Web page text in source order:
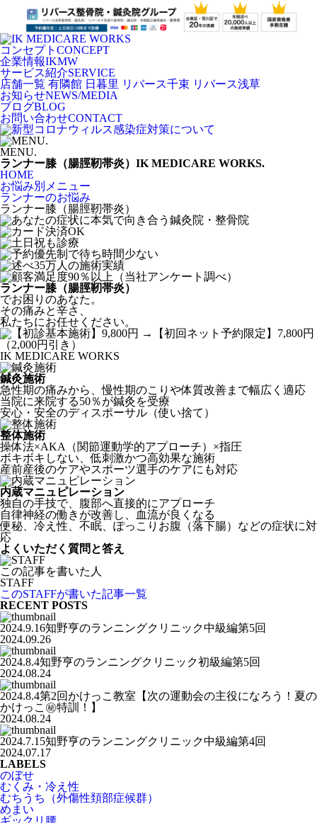
コンセプト CONCEPT
企業情報IKMW
サービス紹介SERVICE
店舗一覧 有隣館 日暮里 リバース千束 リバース浅草
お知らせNEWS/MEDIA
ブログBLOG
お問い合わせCONTACT
MENU.
ランナー膝（腸脛靭帯炎） IK MEDICARE WORKS.
HOME
お悩み別メニュー
ランナーのお悩み
ランナー膝（腸脛靭帯炎）
ランナー膝（腸脛靭帯炎）
でお困りのあなた。
その痛みと辛さ、
私たちにお任せください。
IK MEDICARE WORKS
鍼灸施術
急性期の痛みから、慢性期のこりや体質改善まで幅広く適応
当院に来院する50％が鍼灸を受療
安心・安全のディスポーサル（使い捨て）
整体施術
操体法×AKA（関節運動学的アプローチ）×指圧
ボキボキしない、低刺激かつ高効果な施術
産前産後のケアやスポーツ選手のケアにも対応
内蔵マニュピレーション
独自の手技で、腹部へ直接的にアプローチ
自律神経の働きが改善し、血流が良くなる
便秘、冷え性、不眠、ぽっこりお腹（落下腸）などの症状に対
応
よくいただく質問と答え
この記事を書いた人
STAFF
このSTAFFが書いた記事一覧
RECENT POSTS
2024.9.16知野亨のランニングクリニック中級編第5回
2024.09.26
2024.8.4知野亨のランニングクリニック初級編第5回
2024.08.24
2024.8.4第2回かけっこ教室【次の運動会の主役になろう！夏の
かけっこ㊙️特訓！】
2024.08.24
2024.7.15知野亨のランニングクリニック中級編第4回
2024.07.17
LABELS
のぼせ
むくみ・冷え性
むちうち（外傷性頚部症候群）
めまい
ギックリ腰